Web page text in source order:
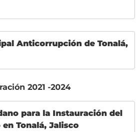
Anticorrupción de Tonalá,
2021 -2024
para la Instauración del
Tonalá, Jalisco